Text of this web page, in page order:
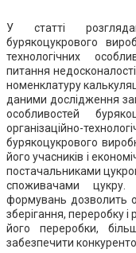
У статті
бурякоцукрового
технологічних
питання
номенклатуру
даними дослідження
особливостей
організаційно-
бурякоцукрового
його учасників і
постачальниками
споживачами цукру.
формувань дозволить
зберігання, переробку і
його переробки,
забезпечити